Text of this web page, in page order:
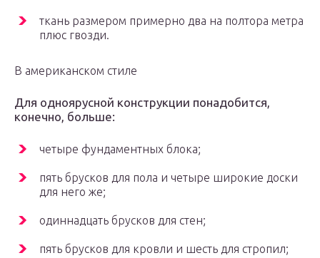
ткань размером примерно два на полтора метра
плюс гвозди.
В американском стиле
Для одноярусной конструкции понадобится,
конечно, больше:
четыре фундаментных блока;
пять брусков для пола и четыре широкие доски
для него же;
одиннадцать брусков для стен;
пять брусков для кровли и шесть для стропил;